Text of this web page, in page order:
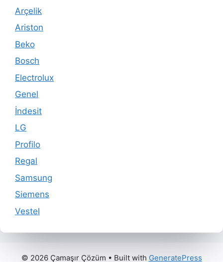
Arçelik
Ariston
Beko
Bosch
Electrolux
Genel
İndesit
LG
Profilo
Regal
Samsung
Siemens
Vestel
© 2026 Çamaşır Çözüm • Built with GeneratePress